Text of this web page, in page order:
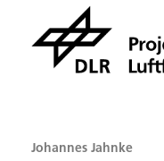
Johannes Jahnke